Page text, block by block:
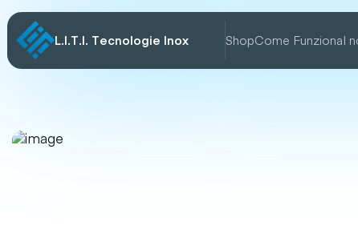
L.I.T.I. Tecnologie Inox ShopCome FunzionaI